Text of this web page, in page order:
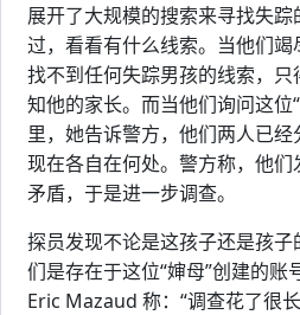
展开了大规模的搜索来寻找失
过，看看有什么线索。当他们
找不到任何失踪男孩的线索，
知他的家长。而当他们询问这位
里，她告诉警方，他们两人已
现在各自在何处。警方称，他
矛盾，于是进一步调查。
探员发现不论是这孩子还是孩
们是存在于这位“婶母”创建的账
Eric Mazaud 称：“调查花了很